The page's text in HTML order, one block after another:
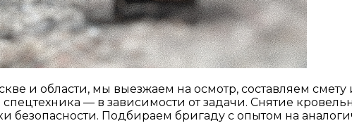
и области, мы выезжаем на осмотр, составляем
— в зависимости от задачи. Снятие
Подбираем бригаду с опытом на